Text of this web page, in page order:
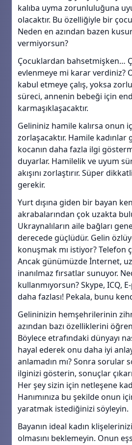
kalıba uyma zorunluluğuna
olacaktır. Bu özelliğiyle bir
Neden en azından bazen
vermiyorsun?
Çocuklardan bahsetmişken…
evlenmeye mi karar verdiniz?
kabul etmeye çalış, yoksa
süreci, annenin bebeği için
karmaşıklaşacaktır.
Gelininiz hamile kalırsa onun
zorlaşacaktır. Hamile kadınlar
kocanın daha fazla ilgi
duyarlar. Hamilelik ve uyum
akışını zorlaştırır. Süper
gerekir.
Yurt dışına giden bir bayan
akrabalarından çok uzakta
Ukraynalıların aile bağları
derecede güçlüdür. Gelin
konuşmak mı istiyor? Telefon
Ancak günümüzde İnternet,
inanılmaz fırsatlar sunuyor.
kullanmıyorsun? Skype, ICQ,
daha fazlası! Pekala, bunu
Gelininizin hemşehrilerinin
azından bazı özelliklerini
Böylece etrafındaki dünyayı
hayal ederek onu daha iyi
anlamadın mı? Sonra sorular
ilginizi gösterin, sonuçlar
Her şey sizin için netleşene
Hanımınıza bu şekilde onun
yaratmak istediğinizi söyleyin.
Bayanın ideal kadın
olmasını beklemeyin. Onun